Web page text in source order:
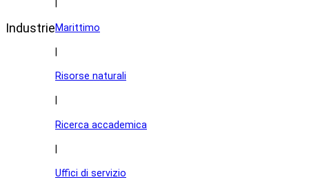
IndustrieMarittimo
Risorse naturali
Ricerca accademica
Uffici di servizio